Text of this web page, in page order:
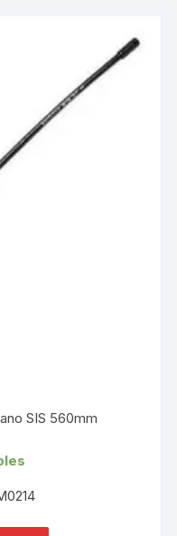
SIS 560mm